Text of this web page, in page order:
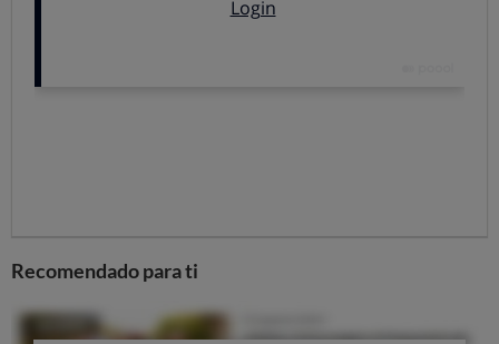
que encargarte de este tema o hablarlo con el
quien no haya cambiado dejará de ver la TDT (canales
como Cuatro, La Sexta, Antena 3 o Telecinco).
puedes ver cómo afecta el cambio a cada canal
Recomendado para ti